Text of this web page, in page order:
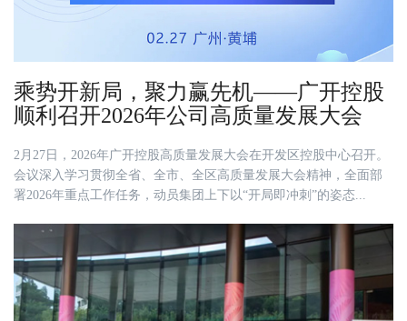
乘势开新局，聚力赢先机——广开控股
顺利召开2026年公司高质量发展大会
2月27日，2026年广开控股高质量发展大会在开发区控股中心召开。
会议深入学习贯彻全省、全市、全区高质量发展大会精神，全面部
署2026年重点工作任务，动员集团上下以“开局即冲刺”的姿态...